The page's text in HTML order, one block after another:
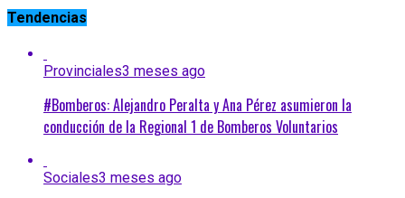
Tendencias
Provinciales3 meses ago
#Bomberos: Alejandro Peralta y Ana Pérez asumieron la
conducción de la Regional 1 de Bomberos Voluntarios
Sociales3 meses ago